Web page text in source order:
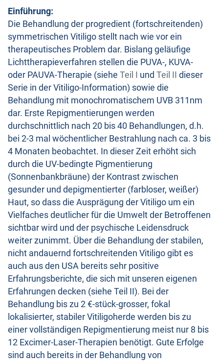
Einführung:
Die Behandlung der progredient (fortschreitenden)
symmetrischen Vitiligo stellt nach wie vor ein
therapeutisches Problem dar. Bislang geläufige
Lichttherapieverfahren stellen die PUVA-, KUVA-
oder PAUVA-Therapie (siehe Teil I und Teil II dieser
Serie in der Vitiligo-Information) sowie die
Behandlung mit monochromatischem UVB 311nm
dar. Erste Repigmentierungen werden
durchschnittlich nach 20 bis 40 Behandlungen, d.h.
bei 2-3 mal wöchentlicher Bestrahlung nach ca. 3 bis
4 Monaten beobachtet. In dieser Zeit erhöht sich
durch die UV-bedingte Pigmentierung
(Sonnenbankbräune) der Kontrast zwischen
gesunder und depigmentierter (farbloser, weißer)
Haut, so dass die Ausprägung der Vitiligo um ein
Vielfaches deutlicher für die Umwelt der Betroffenen
sichtbar wird und der psychische Leidensdruck
weiter zunimmt. Über die Behandlung der stabilen,
nicht andauernd fortschreitenden Vitiligo gibt es
auch aus den USA bereits sehr positive
Erfahrungsberichte, die sich mit unseren eigenen
Erfahrungen decken (siehe Teil II). Bei der
Behandlung bis zu 2 €-stück-grosser, fokal
lokalisierter, stabiler Vitiligoherde werden bis zu
einer vollständigen Repigmentierung meist nur 8 bis
12 Excimer-Laser-Therapien benötigt. Gute Erfolge
sind auch bereits in der Behandlung von